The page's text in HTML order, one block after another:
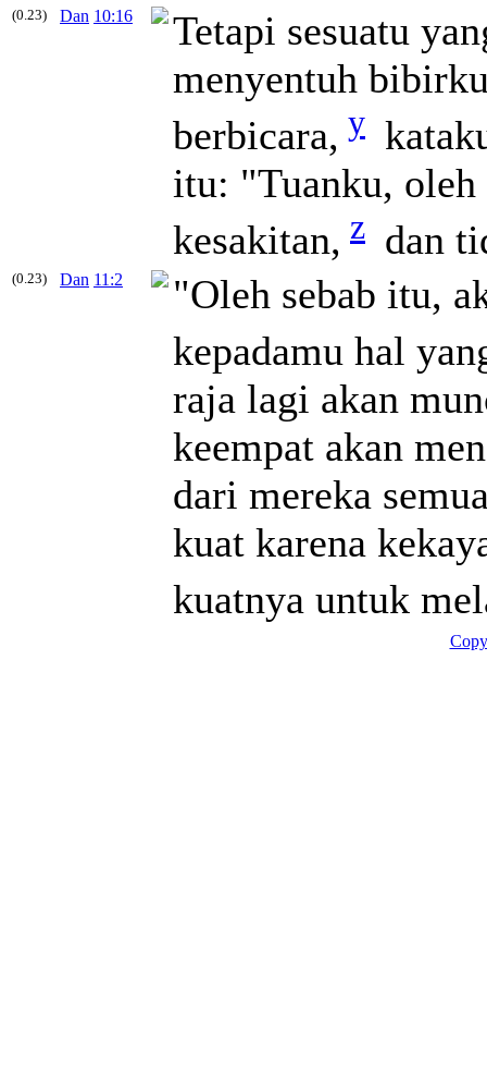
(0.23) Dan 10:16
Tetapi sesuatu
menyentuh
berbicara, y
itu: "Tuanku, oleh
kesakitan, z dan
(0.23) Dan 11:2
"Oleh sebab itu,
kepadamu hal
raja lagi akan
keempat akan
dari mereka
kuat karena
kuatnya untuk